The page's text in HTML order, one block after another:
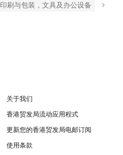
印刷与包装，文具及办公设备
关于我们
香港贸发局流动应用程式
更新您的香港贸发局电邮订阅
使用条款